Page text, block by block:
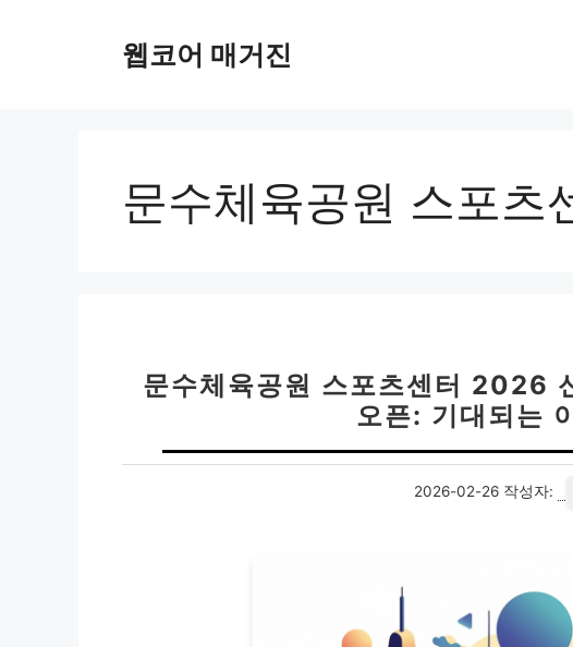
웹코어 매거진
문수체육공원 스포츠
문수체육공원 스포츠센터 2026
오픈: 기대되는
2026-02-26 작성자: